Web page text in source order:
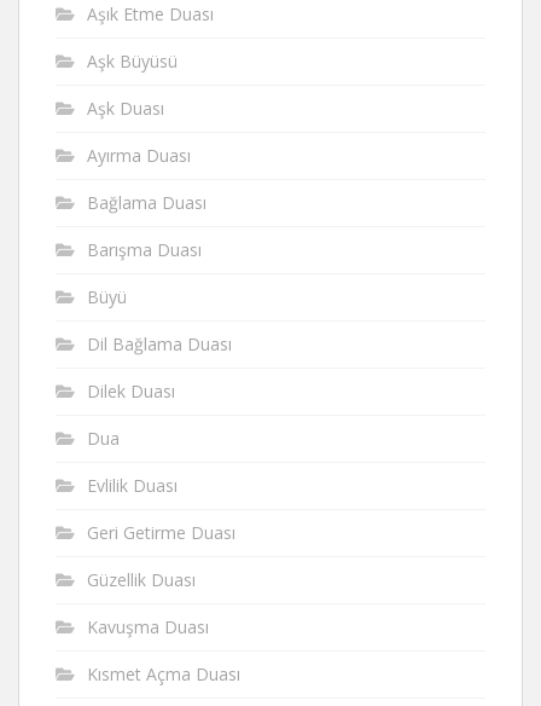
Aşık Etme Duası
Aşk Büyüsü
Aşk Duası
Ayırma Duası
Bağlama Duası
Barışma Duası
Büyü
Dil Bağlama Duası
Dilek Duası
Dua
Evlilik Duası
Geri Getirme Duası
Güzellik Duası
Kavuşma Duası
Kısmet Açma Duası